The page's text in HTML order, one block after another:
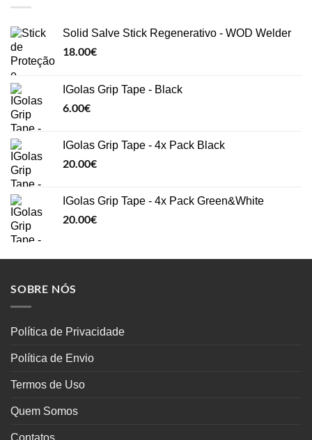
Solid Salve Stick Regenerativo - WOD Welder
18.00€
IGolas Grip Tape - Black
6.00€
IGolas Grip Tape - 4x Pack Black
20.00€
IGolas Grip Tape - 4x Pack Green&White
20.00€
SOBRE NÓS
Política de Privacidade
Política de Envio
Termos de Uso
Quem Somos
Contatos